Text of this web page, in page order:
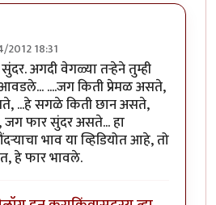
18:31
सुंदर. अगदी वेगळ्या तर्‍हेने तुम्ही
....जग किती प्रेमळ असते,
...हे सगळे किती छान असते,
फार सुंदर असते... हा
भाव या व्हिडियोत आहे, तो
हे फार भावले.